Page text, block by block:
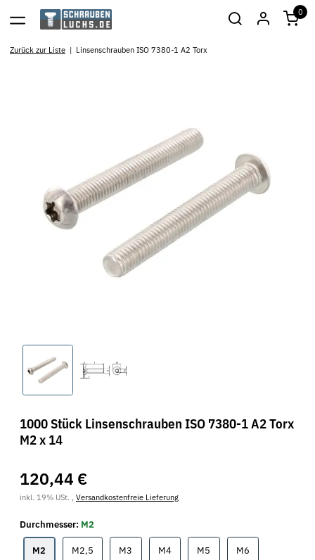
0
Zurück zur Liste Linsenschrauben ISO 7380-1 A2 Torx
1000 Stück Linsenschrauben ISO 7380-1 A2 Torx
M2 x 14
120,44 €
inkl. 19% USt. , Versandkostenfreie Lieferung
Durchmesser: M2
M2 M2,5M2,5 M3 M4M4 M5 M6M6